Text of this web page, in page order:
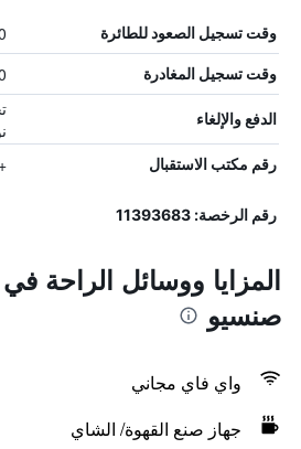
وقت تسجيل الصعود للطائرة
وقت تسجيل المغادرة
الدفع والإلغاء
رقم مكتب الاستقبال +82 (0) 53 584 7834
رقم الرخصة: 11393683
المزايا ووسائل الراحة
صنسيو
واي فاي مجاني
جهاز صنع القهوة/ الشاي